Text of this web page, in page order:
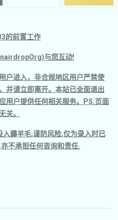
的前置工作
与您互动!
户进入，非合规地区用户严禁使
并请立即离开。本站已全面退出
用户提供任何相关服务。PS.页面
关。
入薅羊毛,谨防风险,仅为录入时已
不承担任何咨询和责任.